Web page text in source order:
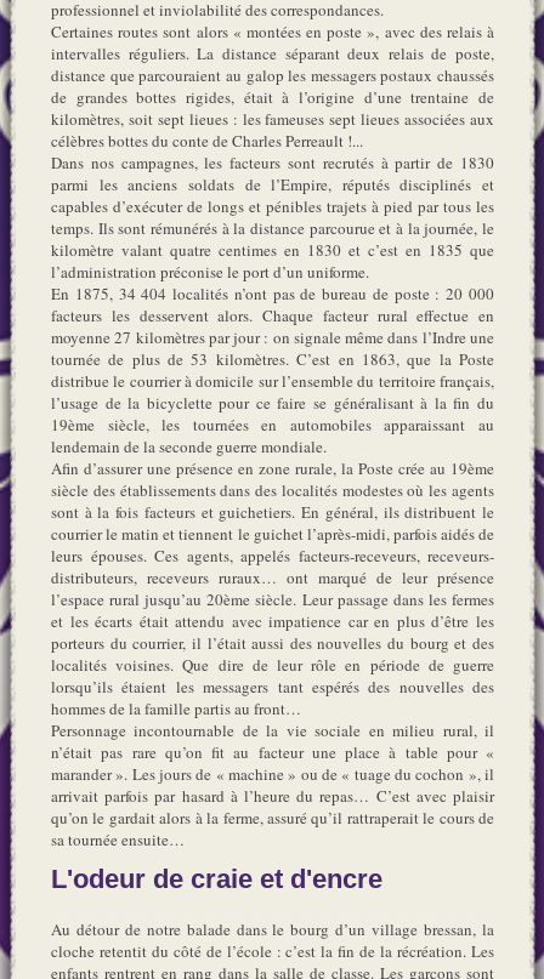
professionnel et inviolabilité des correspondances.
Certaines routes sont alors « montées en poste », avec des relais à
intervalles réguliers. La distance séparant deux relais de poste,
distance que parcouraient au galop les messagers postaux chaussés
de grandes bottes rigides, était à l’origine d’une trentaine de
kilomètres, soit sept lieues : les fameuses sept lieues associées aux
célèbres bottes du conte de Charles Perreault !...
Dans nos campagnes, les facteurs sont recrutés à partir de 1830
parmi les anciens soldats de l’Empire, réputés disciplinés et
capables d’exécuter de longs et pénibles trajets à pied par tous les
temps. Ils sont rémunérés à la distance parcourue et à la journée, le
kilomètre valant quatre centimes en 1830 et c’est en 1835 que
l’administration préconise le port d’un uniforme.
En 1875, 34 404 localités n’ont pas de bureau de poste : 20 000
facteurs les desservent alors. Chaque facteur rural effectue en
moyenne 27 kilomètres par jour : on signale même dans l’Indre une
tournée de plus de 53 kilomètres. C’est en 1863, que la Poste
distribue le courrier à domicile sur l’ensemble du territoire français,
l’usage de la bicyclette pour ce faire se généralisant à la fin du
19ème siècle, les tournées en automobiles apparaissant au
lendemain de la seconde guerre mondiale.
Afin d’assurer une présence en zone rurale, la Poste crée au 19ème
siècle des établissements dans des localités modestes où les agents
sont à la fois facteurs et guichetiers. En général, ils distribuent le
courrier le matin et tiennent le guichet l’après-midi, parfois aidés de
leurs épouses. Ces agents, appelés facteurs-receveurs, receveurs-
distributeurs, receveurs ruraux… ont marqué de leur présence
l’espace rural jusqu’au 20ème siècle. Leur passage dans les fermes
et les écarts était attendu avec impatience car en plus d’être les
porteurs du courrier, il l’était aussi des nouvelles du bourg et des
localités voisines. Que dire de leur rôle en période de guerre
lorsqu’ils étaient les messagers tant espérés des nouvelles des
hommes de la famille partis au front…
Personnage incontournable de la vie sociale en milieu rural, il
n’était pas rare qu’on fit au facteur une place à table pour «
marander ». Les jours de « machine » ou de « tuage du cochon », il
arrivait parfois par hasard à l’heure du repas… C’est avec plaisir
qu’on le gardait alors à la ferme, assuré qu’il rattraperait le cours de
sa tournée ensuite…
L'odeur de craie et d'encre
Au détour de notre balade dans le bourg d’un village bressan, la
cloche retentit du côté de l’école : c’est la fin de la récréation. Les
enfants rentrent en rang dans la salle de classe. Les garçons sont